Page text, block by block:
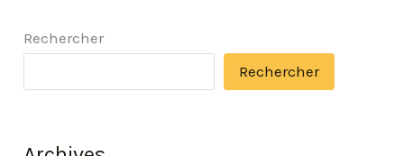
h
Rechercher
Rechercher